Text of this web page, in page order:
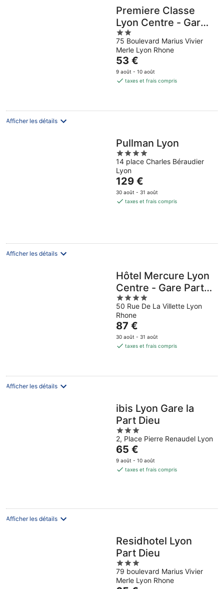
Premiere Classe
Lyon Centre - Gare
Part Dieu
2
out
of
5
75 Boulevard Marius Vivier
Merle Lyon Rhone
Le
prix
est
par
53 €
9 août - 10 août
taxes et frais compris
Afficher les détails
Pullman Lyon
4
out
of
5
14 place Charles Béraudier
Lyon
Le
prix
est
129 €
30 août - 31 août
taxes et frais compris
Afficher les détails
Hôtel Mercure Lyon
Centre - Gare Part
Dieu
4
out
of
5
50 Rue De La Villette Lyon
Rhone
Le
prix
est
par
87 €
30 août - 31 août
taxes et frais compris
Afficher les détails
ibis Lyon Gare la
Part Dieu
3
out
of
5
2, Place Pierre Renaudel Lyon
Le
prix
est
nuit
65 €
9 août - 10 août
taxes et frais compris
Afficher les détails
Residhotel Lyon
Part Dieu
3
out
of
79 boulevard Marius Vivier
Merle Lyon Rhone